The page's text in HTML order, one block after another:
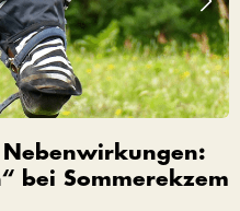
bei Sommerekzem